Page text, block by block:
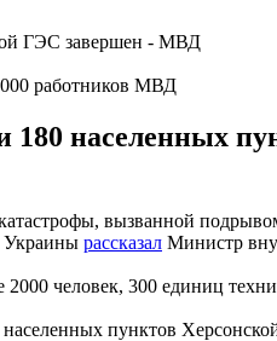
работников МВД
населенных
вызванной
Украины рассказал Министр
человек, 300 единиц
пунктов